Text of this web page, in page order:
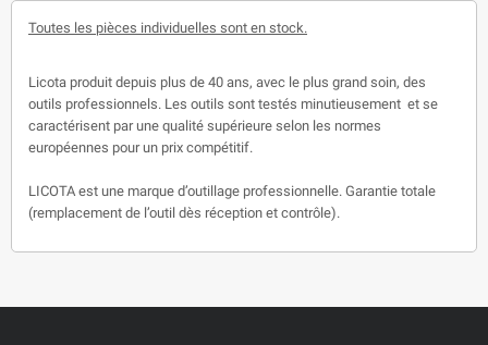
Toutes les pièces individuelles sont en stock.
Licota produit depuis plus de 40 ans, avec le plus grand soin, des
outils professionnels. Les outils sont testés minutieusement et se
caractérisent par une qualité supérieure selon les normes
européennes pour un prix compétitif.
LICOTA est une marque d’outillage professionnelle. Garantie totale
(remplacement de l’outil dès réception et contrôle).